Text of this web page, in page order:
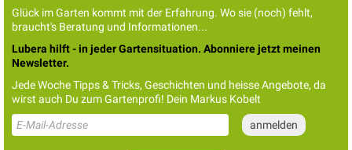
Glück im Garten kommt mit der Erfahrung. Wo sie (noch) fehlt,
braucht's Beratung und Informationen...
Lubera hilft - in jeder Gartensituation. Abonniere jetzt meinen
Newsletter.
Jede Woche Tipps & Tricks, Geschichten und heisse Angebote, da
wirst auch Du zum Gartenprofi! Dein Markus Kobelt